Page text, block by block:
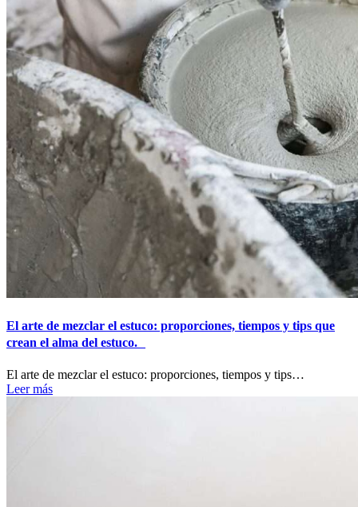
El arte de mezclar el estuco: proporciones, tiempos y tips que
crean el alma del estuco.
El arte de mezclar el estuco: proporciones, tiempos y tips…
Leer más